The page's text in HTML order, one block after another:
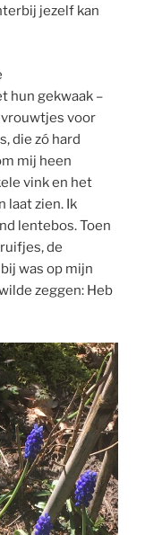
jezelf kan
hun gekwaak –
vrouwtjes voor
die zó hard
mij heen
vink en het
laat zien. Ik
lentebos. Toen
de
was op mijn
zeggen: Heb